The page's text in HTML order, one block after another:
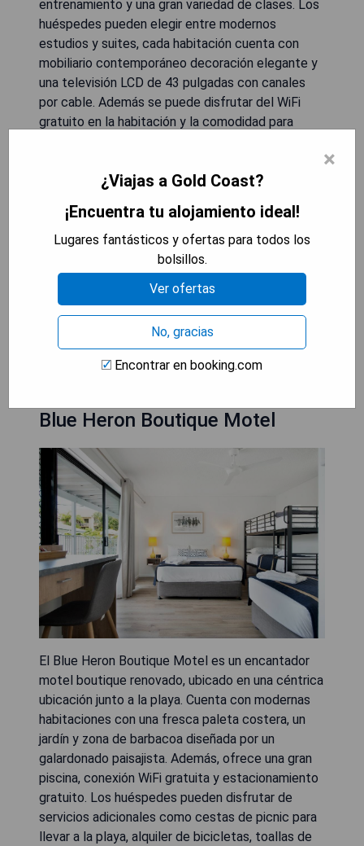
entrenamiento y una gran variedad de clases. Los
huéspedes pueden elegir entre modernos
estudios y suites, cada habitación cuenta con
mobiliario contemporáneo decoración elegante y
una televisión LCD de 43 pulgadas con canales
por cable. Además se puede disfrutar del WiFi
gratuito en la habitación y la comodidad para
estacionamiento sin cargo adicional.
- Ubicado cerca de paradas de autobús
- Acceso gratuito al centro fitness durante los
horarios con personal
- Complimentary parking
- Cerca a principales atracciones turísticas
MOSTRAR DISPONIBILIDAD
Blue Heron Boutique Motel
El Blue Heron Boutique Motel es un encantador
motel boutique renovado, ubicado en una céntrica
ubicación junto a la playa. Cuenta con modernas
habitaciones con una fresca paleta costera, un
jardín y zona de barbacoa diseñada por un
galardonado paisajista. Además, ofrece una gran
piscina, conexión WiFi gratuita y estacionamiento
gratuito. Los huéspedes pueden disfrutar de
servicios adicionales como cestas de picnic para
llevar a la playa, alquiler de bicicletas, toallas de
×
¿Viajas a Gold Coast?
¡Encuentra tu alojamiento ideal!
Lugares fantásticos y ofertas para todos los
bolsillos.
Ver ofertas
No, gracias
Encontrar en booking.com